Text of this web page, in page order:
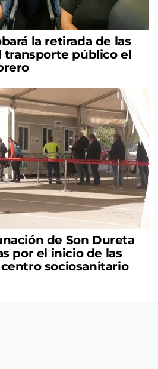
la retirada de las
transporte público el
de Son Dureta
por el inicio de las
sociosanitario